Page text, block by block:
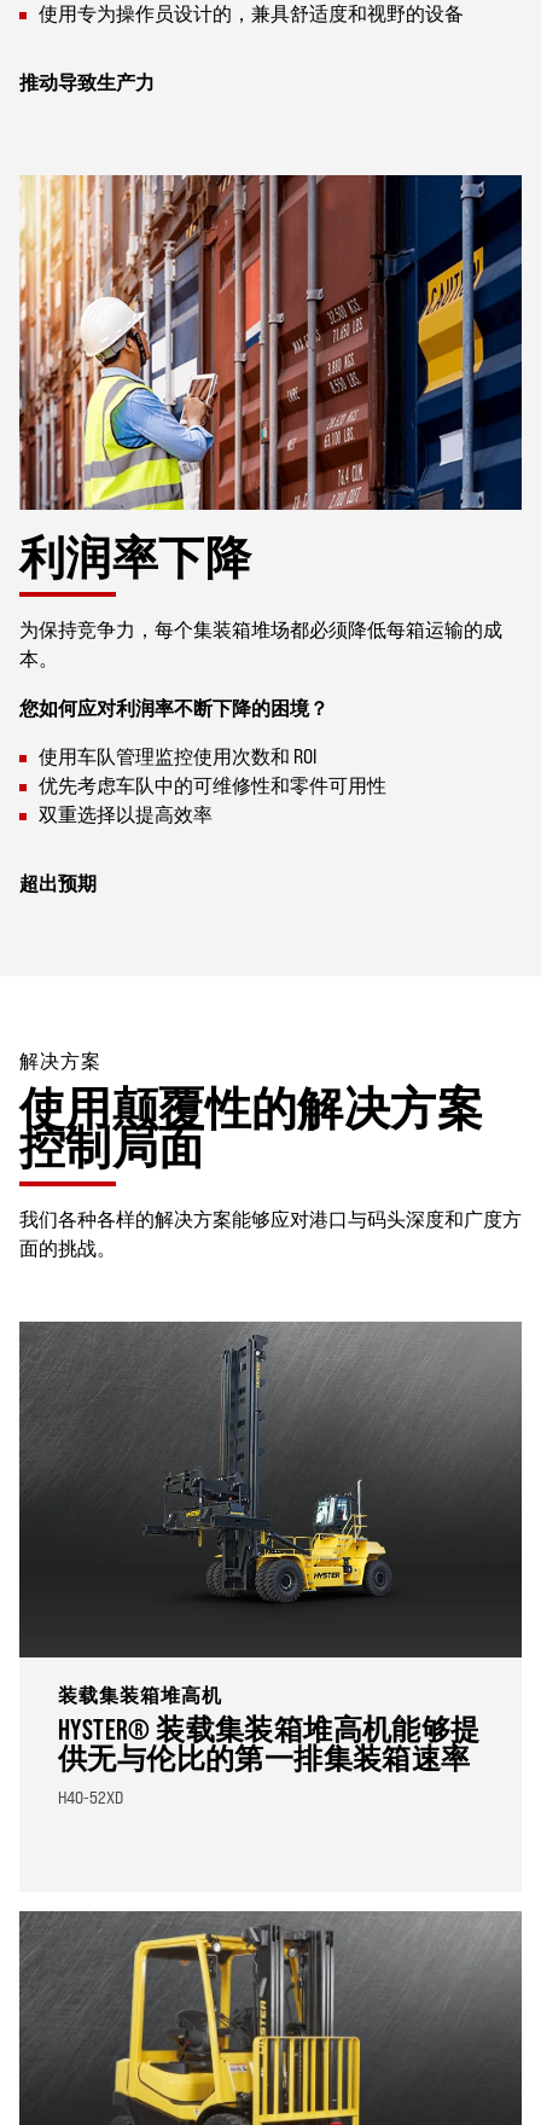
使用专为操作员设计的，兼具舒适度和视野的设备
推动导致生产力
利润率下降
为保持竞争力，每个集装箱堆场都必须降低每箱运输的成
本。
您如何应对利润率不断下降的困境？
使用车队管理监控使用次数和 ROI
优先考虑车队中的可维修性和零件可用性
双重选择以提高效率
超出预期
解决方案
使用颠覆性的解决方案
控制局面
我们各种各样的解决方案能够应对港口与码头深度和广度方
面的挑战。
装载集装箱堆高机
HYSTER® 装载集装箱堆高机能够提
供无与伦比的第一排集装箱速率
H40-52XD